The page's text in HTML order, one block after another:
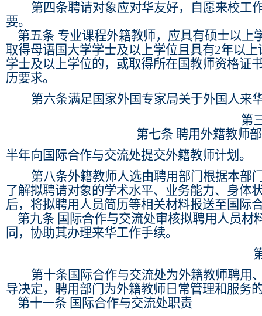
第四条聘请对象应对华友好，自愿来校工
要。
第五条 专业课程外籍教师，应具有硕士以上
取得母语国大学学士及以上学位且具有2年以上
学士及以上学位的，或取得所在国教师资格证
历要求。
第六条满足国家外国专家局关于外国人来
第
第七条聘用外籍教师
半年向国际合作与交流处提交外籍教师计划。
第八条外籍教师人选由聘用部门根据本部
了解拟聘请对象的学术水平、业务能力、身体
后，将拟聘用人员简历等相关材料报送至国际
第九条 国际合作与交流处审核拟聘用人员
同，协助其办理来华工作手续。
第十条国际合作与交流处为外籍教师聘用
导决定，聘用部门为外籍教师日常管理和服务
第十一条 国际合作与交流处职责